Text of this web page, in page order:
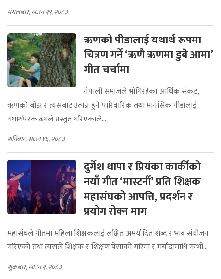
मंगलबार, साउन १९, २०८३
ऋणको पीडालाई यथार्थ रूपमा
चित्रण गर्ने ‘ऋणै ऋणमा डुबे आमा’
गीत चर्चामा
नेपाली समाजले भोगिरहेका आर्थिक संकट,
ऋणको बोझ र त्यसबाट उत्पन्न हुने पारिवारिक तथा मानसिक पीडालाई
यथार्थपरक ढंगले प्रस्तुत गरिएकाले...
शनिबार, साउन १६, २०८३
दुर्गेश थापा र प्रियंका कार्कीको
नयाँ गीत ‘मास्टर्नी’ प्रति शिक्षक
महासंघको आपत्ति, प्रदर्शन र
प्रयोग रोक्न माग
महासंघले गीतमा महिला शिक्षकलाई लक्षित अमर्यादित शब्द र भाव संयोजन
गरिएको तथा त्यसले शिक्षक र शिक्षण पेसाको गरिमा र मर्यादामाथि गम्भी...
शुक्रबार, साउन १, २०८३